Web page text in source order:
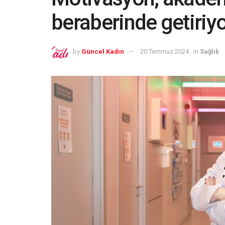
beraberinde
by Güncel Kadın 20 Temmuz 2024 in Sağlık